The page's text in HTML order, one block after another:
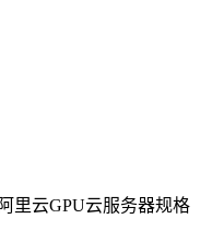
里云GPU云服务器规格